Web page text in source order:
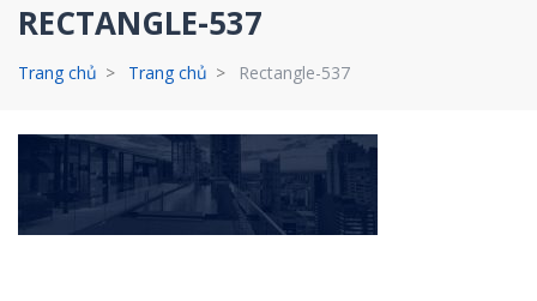
RECTANGLE-537
Trang chủ Trang chủ Rectangle-537